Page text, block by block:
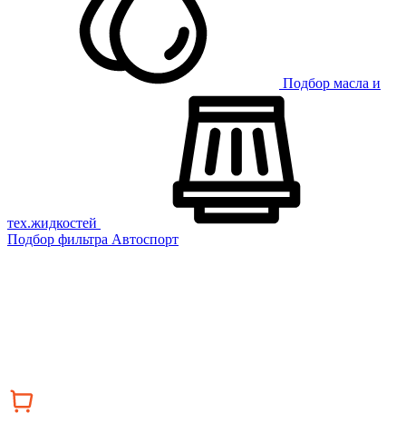
Подбор масла и
тех.жидкостей
Подбор фильтра Автоспорт